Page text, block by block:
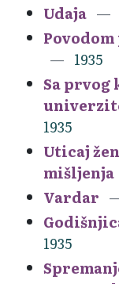
Udaja
1935
Sa prvog
1935
Uticaj
mišljenja
Vardar
1935